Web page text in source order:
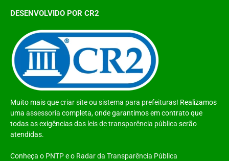
DESENVOLVIDO POR CR2
Muito mais quecriar siteou sistema para prefeituras! Realizamos
uma assessoria completa, onde garantimos em contrato que
todas as exigências das leis de transparência pública serão
atendidas.
Conheça o PNTPe o Radar da Transparência Pública